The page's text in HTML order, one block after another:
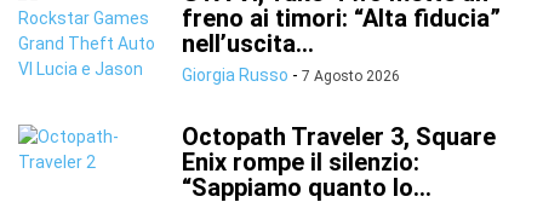
freno ai timori: “Alta fiducia”
nell’uscita...
Giorgia Russo - 7 Agosto 2026
Octopath Traveler 3, Square
Enix rompe il silenzio:
“Sappiamo quanto lo...